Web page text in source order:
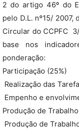
2 do artigo 46º do
pelo D.L. nº15/
Circular do CCPFC 
base nos
ponderação:
Participação (25%)
 Realização das
 Empenho e
Produção de
 Produção de